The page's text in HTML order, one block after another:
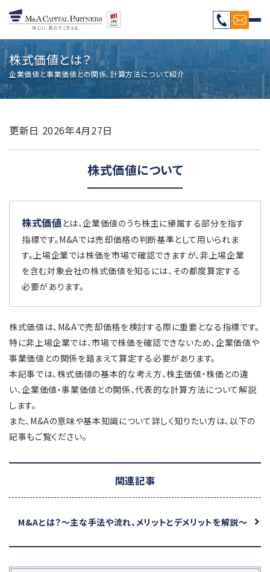
株式価値とは？
企業価値と事業価値との関係、計算方法について紹介
更新日 2026年4月27日
株式価値について
株式価値とは、企業価値のうち株主に帰属する部分を指す
指標です。M&Aでは売却価格の判断基準として用いられま
す。上場企業では株価を市場で確認できますが、非上場企業
を含む対象会社の株式価値を知るには、その都度算定する
必要があります。
株式価値は、M&Aで売却価格を検討する際に重要となる指標です。
特に非上場企業では、市場で株価を確認できないため、企業価値や
事業価値との関係を踏まえて算定する必要があります。
本記事では、株式価値の基本的な考え方、株主価値・株価との違
い、企業価値・事業価値との関係、代表的な計算方法について解説
します。
また、M&Aの意味や基本知識について詳しく知りたい方は、以下の
記事もご覧ください。
関連記事
M&Aとは？～主な手法や流れ、メリットとデメリットを解説～